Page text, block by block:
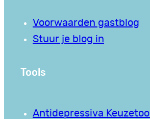
Voorwaarden gastblog
Stuur je blog in
Tools
Antidepressiva Keuzetool